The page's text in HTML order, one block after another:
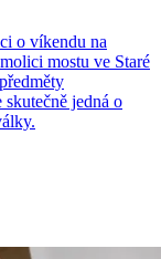
o víkendu na
mostu ve Staré
jedná o